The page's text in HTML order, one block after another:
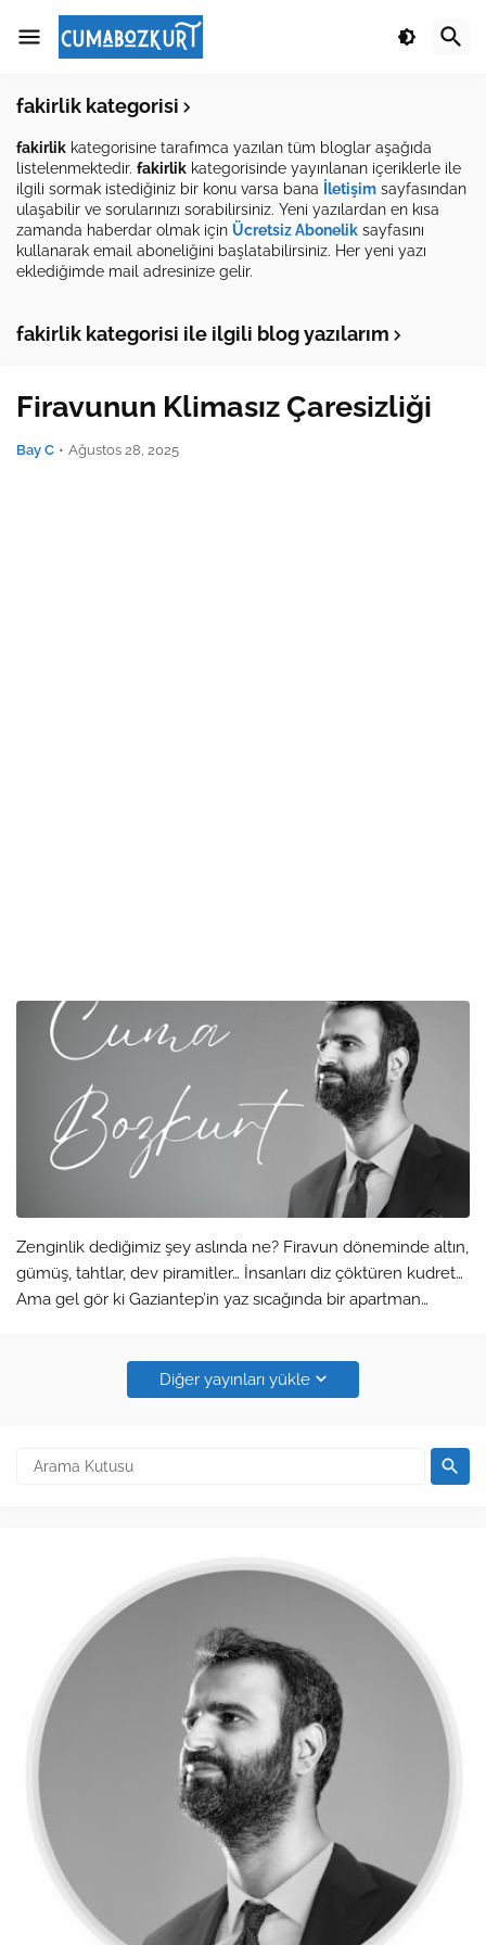
fakirlik kategorisi
fakirlik kategorisine tarafımca yazılan tüm bloglar aşağıda
listelenmektedir. fakirlik kategorisinde yayınlanan içeriklerle ile
ilgili sormak istediğiniz bir konu varsa bana
İletişim sayfasından
ulaşabilir ve sorularınızı sorabilirsiniz. Yeni yazılardan en kısa
zamanda haberdar olmak için Ücretsiz Abonelik sayfasını
kullanarak email aboneliğini başlatabilirsiniz. Her yeni yazı
eklediğimde mail adresinize gelir.
fakirlik kategorisi ile ilgili blog yazılarım
Firavunun Klimasız Çaresizliği
Bay C • Ağustos 28, 2025
Zenginlik dediğimiz şey aslında ne? Firavun döneminde altın,
gümüş, tahtlar, dev piramitler… İnsanları diz çöktüren kudret…
Ama gel gör ki Gaziantep’in yaz sıcağında bir apartman
Diğer yayınları yükle